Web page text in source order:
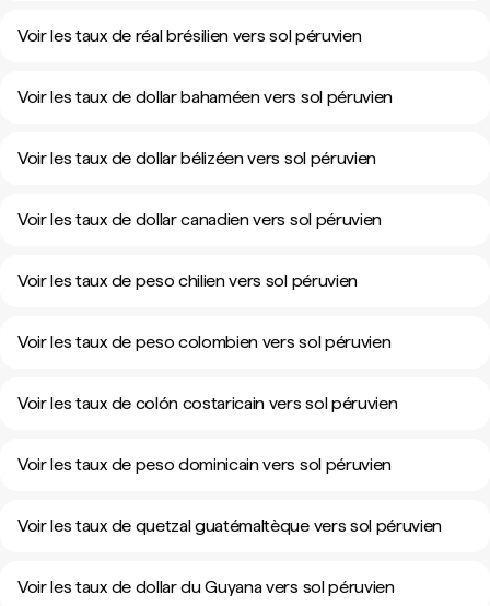
Voir les taux de réal brésilien vers sol péruvien
Voir les taux de dollar bahaméen vers sol péruvien
Voir les taux de dollar bélizéen vers sol péruvien
Voir les taux de dollar canadien vers sol péruvien
Voir les taux de peso chilien vers sol péruvien
Voir les taux de peso colombien vers sol péruvien
Voir les taux de colón costaricain vers sol péruvien
Voir les taux de peso dominicain vers sol péruvien
Voir les taux de quetzal guatémaltèque vers sol péruvien
Voir les taux de dollar du Guyana vers sol péruvien